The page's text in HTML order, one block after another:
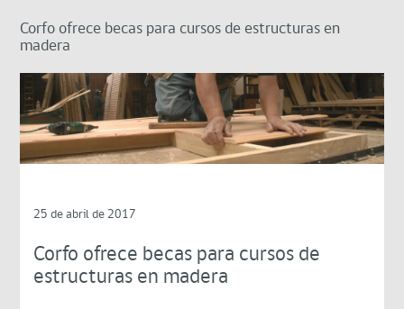
Corfo ofrece becas para cursos de estructuras en
madera
25 de abril de 2017
Corfo ofrece becas para cursos de
estructuras en madera